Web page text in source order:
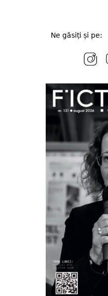
Ne găsiți și pe: